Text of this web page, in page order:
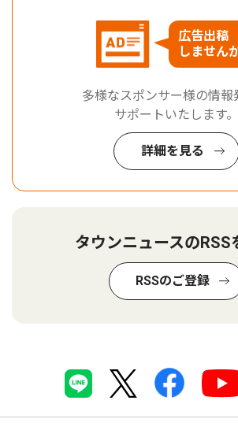
広告出稿
しません
多様なスポンサー様の情報
サポートいたします。
詳細を見る
タウンニュースのRSS
RSSのご登録